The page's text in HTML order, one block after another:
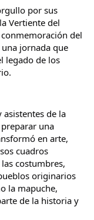
por sus
Vertiente del
del
jornada que
legado de los
asistentes de la
una
en arte,
cuadros
costumbres,
originarios
la mapuche,
de la historia y